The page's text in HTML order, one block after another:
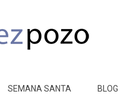
SEMANA SANTA BLOG